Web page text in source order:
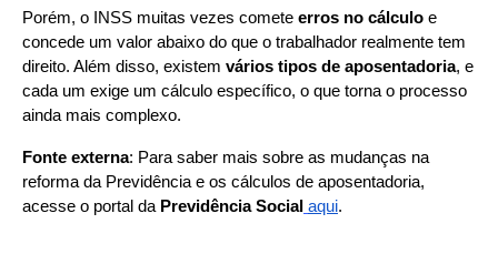
Porém, o INSS muitas vezes comete erros no cálculo e
concede um valor abaixo do que o trabalhador realmente tem
direito. Além disso, existem vários tipos de aposentadoria, e
cada um exige um cálculo específico, o que torna o processo
ainda mais complexo.
Fonte externa: Para saber mais sobre as mudanças na
reforma da Previdência e os cálculos de aposentadoria,
acesse o portal da Previdência Social aqui.